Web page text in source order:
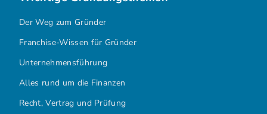
Der Weg zum Gründer
Franchise-Wissen für Gründer
Unternehmensführung
Alles rund um die Finanzen
Recht, Vertrag und Prüfung